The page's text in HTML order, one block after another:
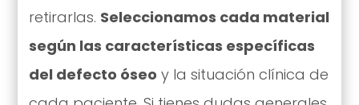
retirarlas. Seleccionamos cada material
según las características específicas
del defecto óseo y la situación clínica de